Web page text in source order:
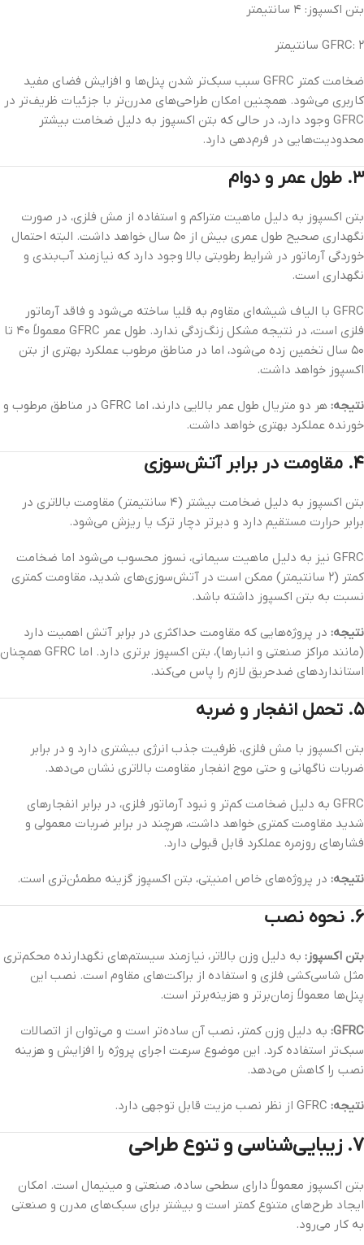
بتن اکسپوز: ۴ سانتیمتر
GFRC: ۲ سانتیمتر
ضخامت کمتر GFRC سبب سبک‌تر شدن پنل‌ها و افزایش فضای مفید
کاربری می‌شود. همچنین امکان طراحی‌های مدرن‌تر با جزئیات ظریف‌تر در
GFRC وجود دارد، در حالی که بتن اکسپوز به دلیل ضخامت بیشتر
محدودیت‌هایی در فرم‌دهی دارد.
۳. طول عمر و دوام
بتن اکسپوز به دلیل ماهیت متراکم و استفاده از مش فلزی، در صورت
نگهداری صحیح طول عمری بیش از ۵۰ سال خواهد داشت. البته احتمال
خوردگی آرماتور در شرایط رطوبتی بالا وجود دارد که نیازمند آب‌بندی و
نگهداری است.
GFRC با الیاف شیشه‌ای مقاوم به قلیا ساخته می‌شود و فاقد آرماتور
فلزی است، در نتیجه مشکل زنگ‌زدگی ندارد. طول عمر GFRC معمولاً ۴۰ تا
۵۰ سال تخمین زده می‌شود، اما در مناطق مرطوب عملکرد بهتری از بتن
اکسپوز خواهد داشت.
نتیجه:
هر دو متریال طول عمر بالایی دارند، اما GFRC در مناطق مرطوب و
خورنده عملکرد بهتری خواهد داشت.
۴. مقاومت در برابر آتش‌سوزی
بتن اکسپوز به دلیل ضخامت بیشتر (۴ سانتیمتر) مقاومت بالاتری در
برابر حرارت مستقیم دارد و دیرتر دچار ترک یا ریزش می‌شود.
GFRC نیز به دلیل ماهیت سیمانی، نسوز محسوب می‌شود اما ضخامت
کمتر (۲ سانتیمتر) ممکن است در آتش‌سوزی‌های شدید، مقاومت کمتری
نسبت به بتن اکسپوز داشته باشد.
نتیجه: در پروژه‌هایی که مقاومت حداکثری در برابر آتش اهمیت دارد
(مانند مراکز صنعتی و انبارها)، بتن اکسپوز برتری دارد. اما GFRC همچنان
استانداردهای ضدحریق لازم را پاس می‌کند.
۵. تحمل انفجار و ضربه
بتن اکسپوز با مش فلزی، ظرفیت جذب انرژی بیشتری دارد و در برابر
ضربات ناگهانی و حتی موج انفجار مقاومت بالاتری نشان می‌دهد.
GFRC به دلیل ضخامت کم‌تر و نبود آرماتور فلزی، در برابر انفجارهای
شدید مقاومت کمتری خواهد داشت، هرچند در برابر ضربات معمولی و
فشارهای روزمره عملکرد قابل قبولی دارد.
نتیجه: در پروژه‌های خاص امنیتی، بتن اکسپوز گزینه مطمئن‌تری است.
۶. نحوه نصب
بتن اکسپوز: به دلیل وزن بالاتر، نیازمند سیستم‌های نگهدارنده محکم‌تری
مثل شاسی‌کشی فلزی و استفاده از براکت‌های مقاوم است. نصب این
پنل‌ها معمولاً زمان‌برتر و هزینه‌برتر است.
GFRC: به دلیل وزن کمتر، نصب آن ساده‌تر است و می‌توان از اتصالات
سبک‌تر استفاده کرد. این موضوع سرعت اجرای پروژه را افزایش و هزینه
نصب را کاهش می‌دهد.
نتیجه:
۷. زیبایی‌شناسی و تنوع طراحی
بتن اکسپوز معمولاً دارای سطحی ساده، صنعتی و مینیمال است. امکان
ایجاد طرح‌های متنوع کمتر است و بیشتر برای سبک‌های مدرن و صنعتی
به کار می‌رود.